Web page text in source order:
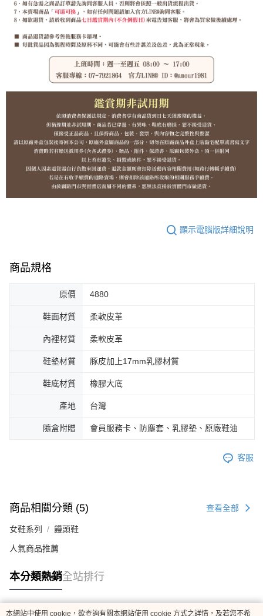
顯示電腦版詳細說明
商品規格
原價 4880
鞋面材質 柔軟皮革
內裡材質 柔軟皮革
鞋墊材質 豚皮加上17mm乳膠材質
鞋底材質 橡膠大底
產地 台灣
隨盒附贈 會員服務卡、防塵套、乳膠墊、原廠鞋油
客服
商品相關分類 (5) 查看全部
女鞋系列 饅頭鞋
人氣商品推薦
本分類熱銷全站排行
本網站中使用 cookie，欲查詢有關本網站使用 cookie 方式之詳情，及若您不希